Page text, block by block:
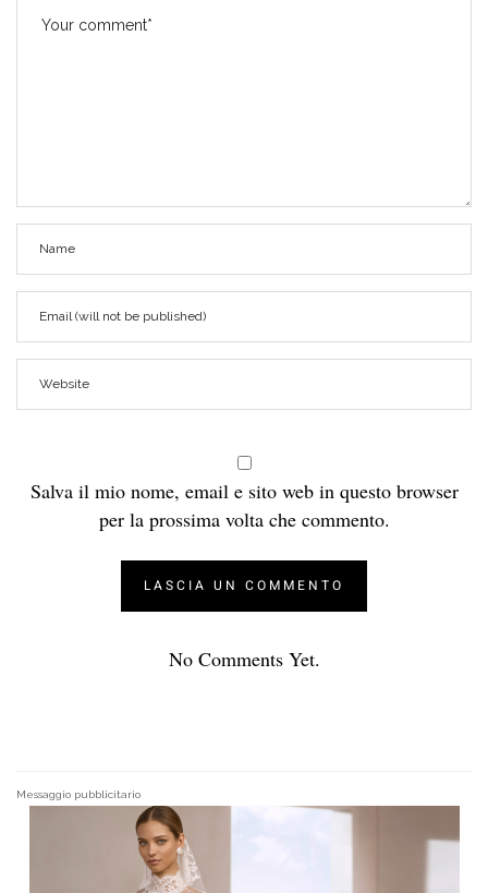
Salva il mio nome, email e sito web in questo browser
per la prossima volta che commento.
No Comments Yet.
Messaggio pubblicitario